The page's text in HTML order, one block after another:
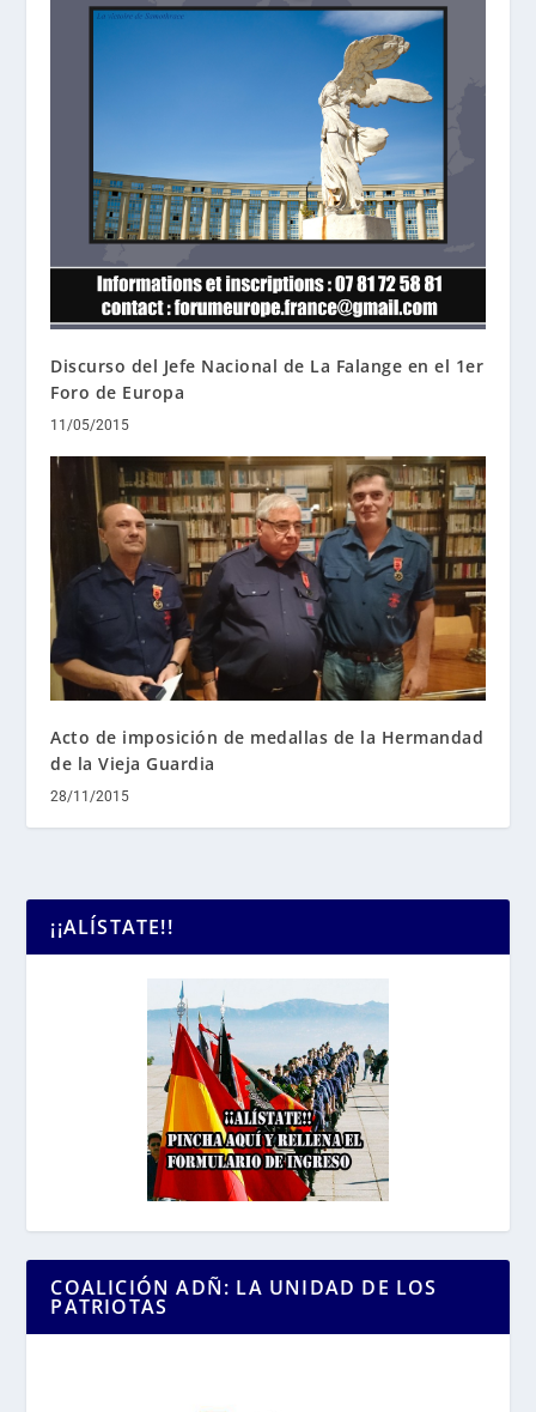
Discurso del Jefe Nacional de La Falange en el 1er
Foro de Europa
11/05/2015
Acto de imposición de medallas de la Hermandad
de la Vieja Guardia
28/11/2015
¡¡ALÍSTATE!!
COALICIÓN ADÑ: LA UNIDAD DE LOS
PATRIOTAS